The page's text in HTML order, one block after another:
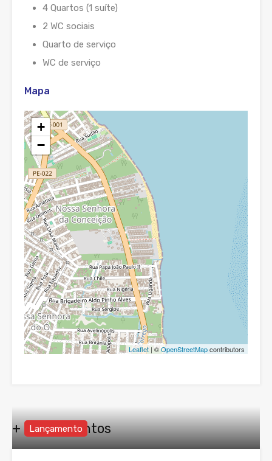
4 Quartos (1 suíte)
2 WC sociais
Quarto de serviço
WC de serviço
Mapa
+
−
Leaflet| ©OpenStreetMapcontributors
+ Lançamentos
Lançamento